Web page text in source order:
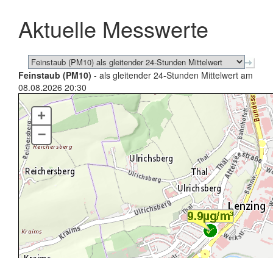
schließen
Aktuelle Messwerte
Feinstaub (PM10) - als gleitender 24-Stunden Mittelwert am
08.08.2026 20:30
+
–